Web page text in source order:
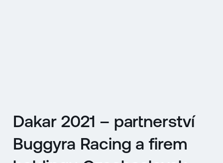
Dakar 2021 – partnerství
Buggyra Racing a firem